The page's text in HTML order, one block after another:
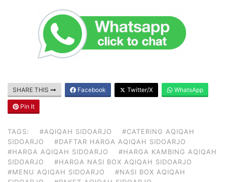
SHARE THIS Facebook Twitter/X WhatsApp
Pin It
TAGS: #AQIQAH SIDOARJO
#CATERING AQIQAH
SIDOARJO
#DAFTAR HARGA AQIQAH SIDOARJO
#HARGA AQIQAH SIDOARJO
#HARGA KAMBING AQIQAH
SIDOARJO
#HARGA NASI BOX AQIQAH SIDOARJO
#MENU AQIQAH SIDOARJO
#NASI BOX AQIQAH